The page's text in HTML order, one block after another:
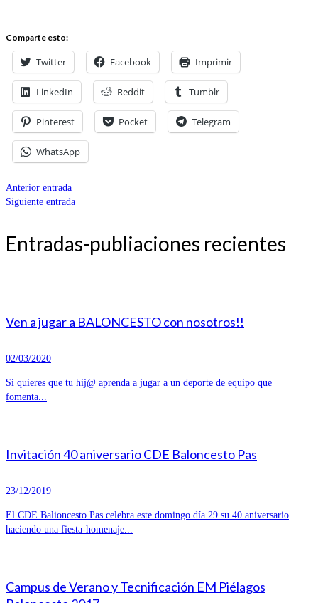
Comparte esto:
Twitter Facebook Imprimir
LinkedIn Reddit Tumblr
Pinterest Pocket Telegram
WhatsApp
Anterior entrada
Siguiente entrada
Entradas-publiaciones recientes
Ven a jugar a BALONCESTO con nosotros!!
02/03/2020
Si quieres que tu hij@ aprenda a jugar a un deporte de equipo que
fomenta...
Invitación 40 aniversario CDE Baloncesto Pas
23/12/2019
El CDE Balioncesto Pas celebra este domingo día 29 su 40 aniversario
haciendo una fiesta-homenaje...
Campus de Verano y Tecnificación EM Piélagos